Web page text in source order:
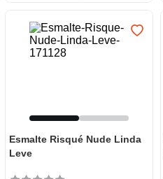
Esmalte Risqué Nude Linda
Leve